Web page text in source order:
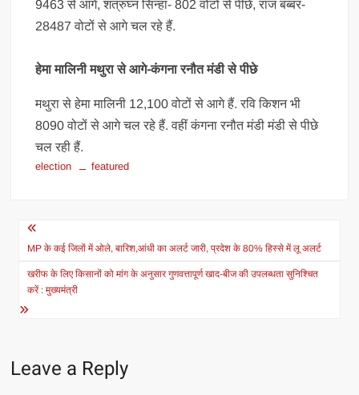
9463 से आगे, शत्रुघ्न सिन्हा- 802 वोटों से पीछे, राज बब्बर-
28487 वोटों से आगे चल रहे हैं.
हेमा मालिनी मथुरा से आगे-कंगना रनौत मंडी से पीछे
मथुरा से हेमा मालिनी 12,100 वोटों से आगे हैं. रवि किशन भी
8090 वोटों से आगे चल रहे हैं. वहीं कंगना रनौत मंडी मंडी से पीछे
चल रही हैं.
election featured
Post
navigation
MP के कई जिलों में ओले, बारिश,आंधी का अलर्ट जारी, प्रदेश के 80% हिस्से में लू अलर्ट
खरीफ के लिए किसानों को मांग के अनुसार गुणवत्तापूर्ण खाद-बीज की उपलब्धता सुनिश्चित
करें : मुख्यमंत्री
Leave a Reply